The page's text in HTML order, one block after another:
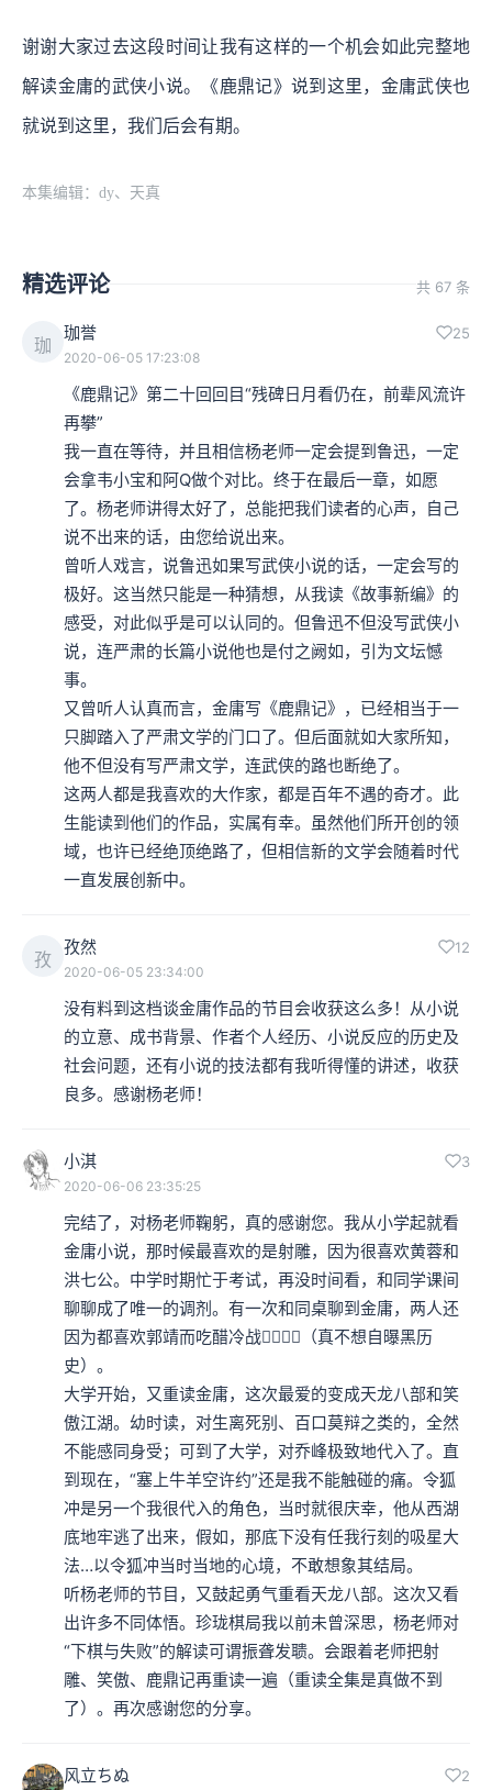
谢谢大家过去这段时间让我有这样的一个机会如此完整地
解读金庸的武侠小说。《鹿鼎记》说到这里，金庸武侠也
就说到这里，我们后会有期。
本集编辑：dy、天真
精选评论 共 67 条
珈
珈誉 25
2020-06-05 17:23:08
《鹿鼎记》第二十回回目“残碑日月看仍在，前辈风流许
再攀”
我一直在等待，并且相信杨老师一定会提到鲁迅，一定
会拿韦小宝和阿Q做个对比。终于在最后一章，如愿
了。杨老师讲得太好了，总能把我们读者的心声，自己
说不出来的话，由您给说出来。
曾听人戏言，说鲁迅如果写武侠小说的话，一定会写的
极好。这当然只能是一种猜想，从我读《故事新编》的
感受，对此似乎是可以认同的。但鲁迅不但没写武侠小
说，连严肃的长篇小说他也是付之阙如，引为文坛憾
事。
又曾听人认真而言，金庸写《鹿鼎记》，已经相当于一
只脚踏入了严肃文学的门口了。但后面就如大家所知，
他不但没有写严肃文学，连武侠的路也断绝了。
这两人都是我喜欢的大作家，都是百年不遇的奇才。此
生能读到他们的作品，实属有幸。虽然他们所开创的领
域，也许已经绝顶绝路了，但相信新的文学会随着时代
一直发展创新中。
孜
孜然 12
2020-06-05 23:34:00
没有料到这档谈金庸作品的节目会收获这么多！从小说
的立意、成书背景、作者个人经历、小说反应的历史及
社会问题，还有小说的技法都有我听得懂的讲述，收获
良多。感谢杨老师！
小淇 3
2020-06-06 23:35:25
完结了，对杨老师鞠躬，真的感谢您。我从小学起就看
金庸小说，那时候最喜欢的是射雕，因为很喜欢黄蓉和
洪七公。中学时期忙于考试，再没时间看，和同学课间
聊聊成了唯一的调剂。有一次和同桌聊到金庸，两人还
因为都喜欢郭靖而吃醋冷战🤦‍♀️🤦‍♀️（真不想自曝黑历
史）。
大学开始，又重读金庸，这次最爱的变成天龙八部和笑
傲江湖。幼时读，对生离死别、百口莫辩之类的，全然
不能感同身受；可到了大学，对乔峰极致地代入了。直
到现在，“塞上牛羊空许约”还是我不能触碰的痛。令狐
冲是另一个我很代入的角色，当时就很庆幸，他从西湖
底地牢逃了出来，假如，那底下没有任我行刻的吸星大
法…以令狐冲当时当地的心境，不敢想象其结局。
听杨老师的节目，又鼓起勇气重看天龙八部。这次又看
出许多不同体悟。珍珑棋局我以前未曾深思，杨老师对
“下棋与失败”的解读可谓振聋发聩。会跟着老师把射
雕、笑傲、鹿鼎记再重读一遍（重读全集是真做不到
了）。再次感谢您的分享。
风立ちぬ 2